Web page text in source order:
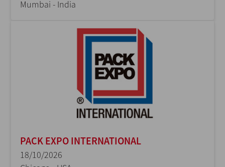
Mumbai - India
PACK EXPO INTERNATIONAL
18/10/2026